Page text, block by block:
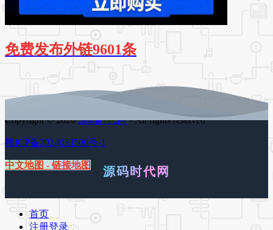
免费发布外链9601条
Copyright © 2026源码时代网- All rights reserved
赣ICP备2024033506号-1
中文地图 - 链接地图 源码时代网
首页
注册登录